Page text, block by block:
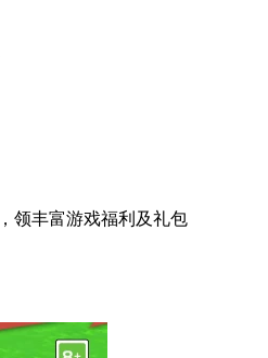
，领丰富游戏福利 及礼包